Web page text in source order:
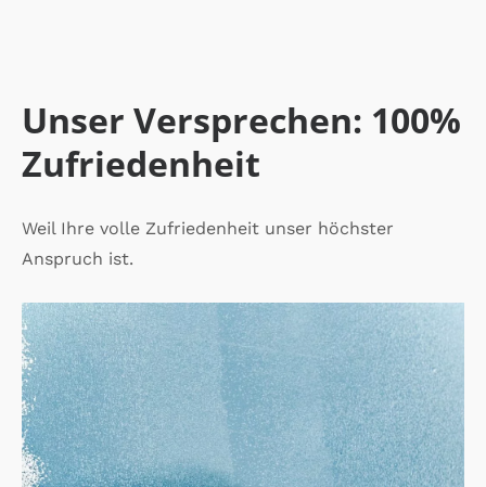
Unser Versprechen: 100%
Zufriedenheit
Weil Ihre volle Zufriedenheit unser höchster
Anspruch ist.